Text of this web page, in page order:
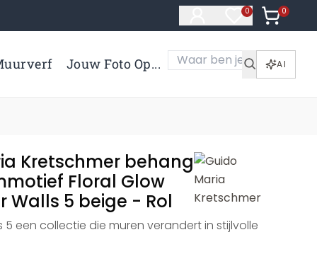
0
Artikelen in
0
Artikelen
Jouw Foto Op... AI
Kretschmer behang
Floral Glow
Walls 5 beige - Rol
5 een collectie die muren verandert in stijlvolle